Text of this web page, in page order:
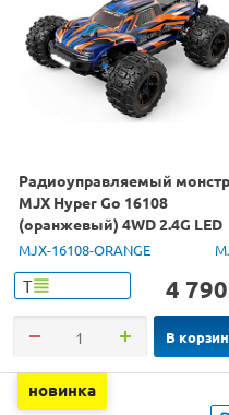
Радиоуправляемый монстр
MJX Hyper Go 16108
(оранжевый) 4WD 2.4G LED
1/16 RTR
MJX-16108-ORANGE
Т 4 790
В
новинка